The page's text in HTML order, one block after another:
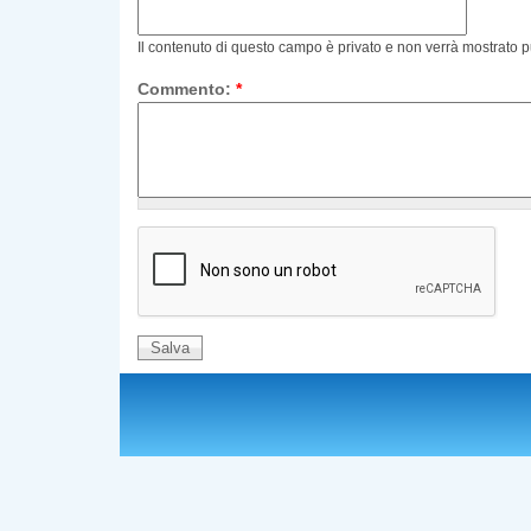
Il contenuto di questo campo è privato e non verrà mostrato
Commento: *